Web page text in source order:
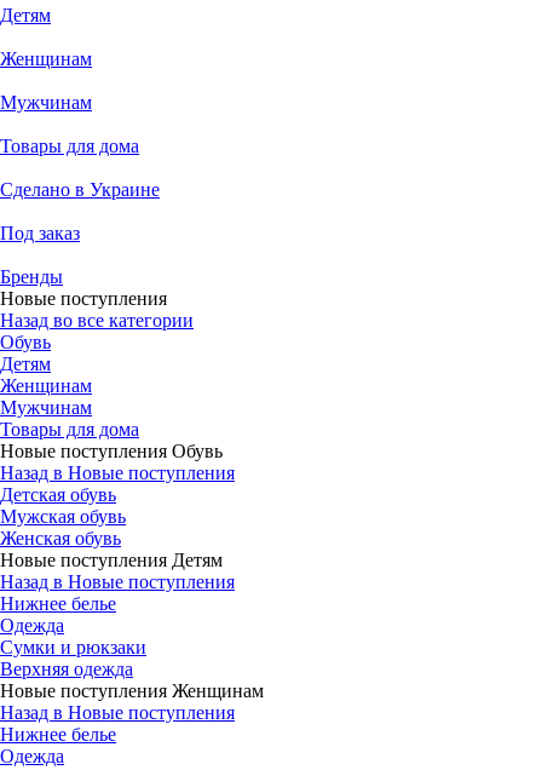
Детям
Женщинам
Мужчинам
Товары для дома
Сделано в Украине
Под заказ
Бренды
Новые поступления
Назад во все категории
Обувь
Детям
Женщинам
Мужчинам
Товары для дома
Новые поступления Обувь
Назад в Новые поступления
Детская обувь
Мужская обувь
Женская обувь
Новые поступления Детям
Назад в Новые поступления
Нижнее белье
Одежда
Сумки и рюкзаки
Верхняя одежда
Новые поступления Женщинам
Назад в Новые поступления
Нижнее белье
Одежда